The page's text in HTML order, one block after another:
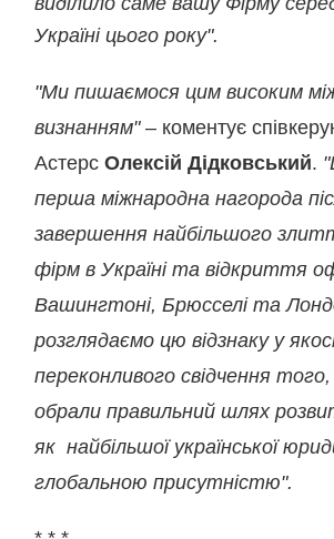
Україні цього року".
"Ми пишаємося цим високим
визнанням"– коментує
АстерсОлексій Дідковський.
перша міжнародна нагорода
завершення найбільшого
фірм в Україні та відкриття
Вашингтоні, Брюсселі та
розглядаємо цю відзнаку у
переконливого свідчення
обрали правильний шлях
як найбільшої української
глобальною присутністю".